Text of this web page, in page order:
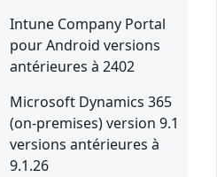
Intune Company Portal
pour Android versions
antérieures à 2402
Microsoft Dynamics 365
(on-premises) version 9.1
versions antérieures à
9.1.26